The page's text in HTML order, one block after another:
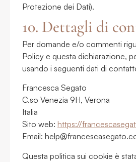
Protezione dei Dati).
10. Dettagli di
Per domande e/o commenti
Policy e questa dichiarazione,
usando i seguenti dati di
Francesca Segato
C.so Venezia 9H, Verona
Italia
Sito web: https://
Email: help@
Questa politica sui cookie è